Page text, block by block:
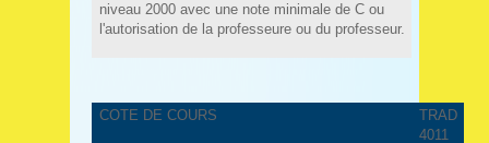
niveau 2000 avec une note minimale de C ou
l'autorisation de la professeure ou du professeur.
COTE DE COURS
TRAD
4011